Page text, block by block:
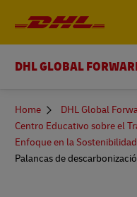
DHL GLOBAL
You
here
Home
DHL Global
Palancas de